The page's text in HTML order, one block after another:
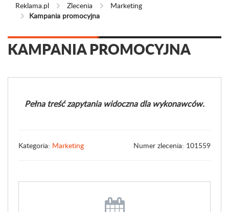
Reklama.pl Zlecenia
Marketing
Kampania promocyjna
KAMPANIA PROMOCYJNA
Pełna treść zapytania widoczna dla wykonawców.
Kategoria: Marketing Numer zlecenia: 101559